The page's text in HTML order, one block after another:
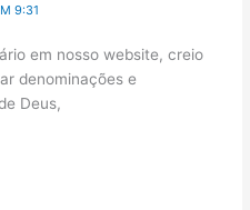
9:31
em nosso website, creio
denominações e
Deus,